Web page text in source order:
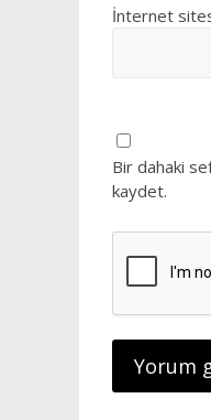
İnternet
Bir dahaki
kaydet.